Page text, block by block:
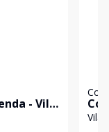
- Vila
Vila